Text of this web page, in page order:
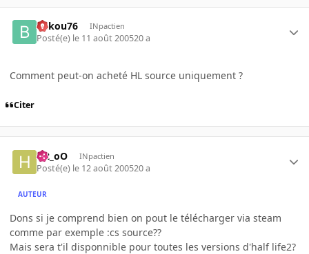
bakou76 INpactien
Posté(e) le 11 août 200520 a
Comment peut-on acheté HL source uniquement ?
Citer
H2_oO INpactien
Posté(e) le 12 août 200520 a
AUTEUR
Dons si je comprend bien on pout le télécharger via steam
comme par exemple :cs source??
Mais sera t'il disponnible pour toutes les versions d'half life2?